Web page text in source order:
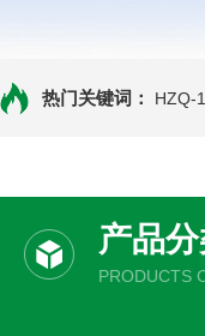
热门关键词： HZQ-
产品
PRODUCTS